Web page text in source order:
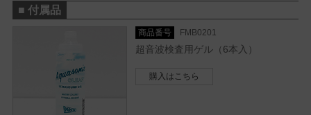
■ 付属品
商品番号 FMB0201
超音波検査用ゲル（6本入）
購入はこちら